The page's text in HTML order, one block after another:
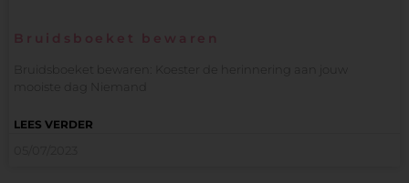
Bruidsboeket bewaren
Bruidsboeket bewaren: Koester de herinnering aan jouw
mooiste dag Niemand
LEES VERDER